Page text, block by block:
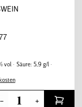
vol Säure: 5,9 g/l
- +